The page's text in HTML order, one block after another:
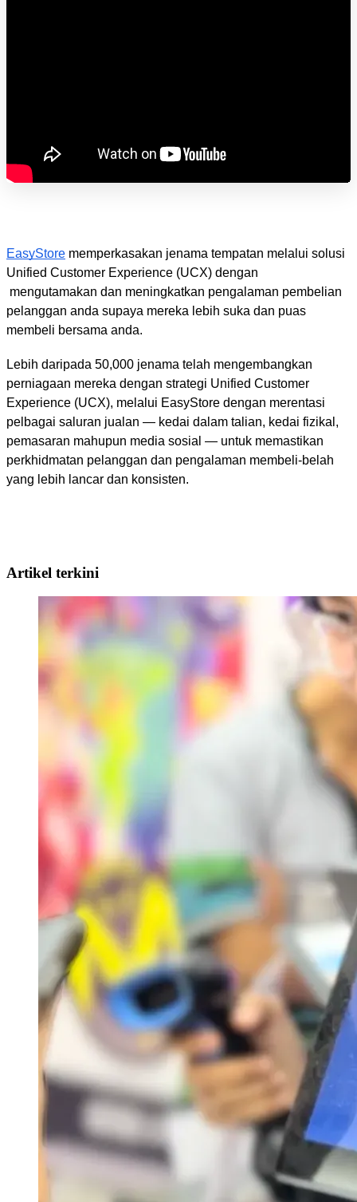
EasyStore memperkasakan jenama tempatan melalui solusi
Unified Customer Experience (UCX) dengan
mengutamakan dan meningkatkan pengalaman pembelian
pelanggan anda supaya mereka lebih suka dan puas
membeli bersama anda.
Lebih daripada 50,000 jenama telah mengembangkan
perniagaan mereka dengan strategi Unified Customer
Experience (UCX), melalui EasyStore dengan merentasi
pelbagai saluran jualan — kedai dalam talian, kedai fizikal,
pemasaran mahupun media sosial — untuk memastikan
perkhidmatan pelanggan dan pengalaman membeli-belah
yang lebih lancar dan konsisten.
Artikel terkini